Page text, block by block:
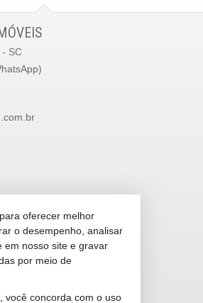
SC
para oferecer melhor
o desempenho, analisar
em nosso site e gravar
por meio de
você concorda com o uso